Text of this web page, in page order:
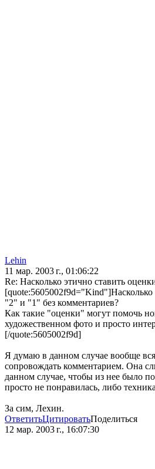
Lehin
11 мар. 2003 г., 01:06:22
Re: Насколько этично ставить
[quote:5605002f9d="Kind"]Насколько
"2" и "1" без комментариев?
Как такие "оценки" могут помочь
художественном фото и просто
[/quote:5605002f9d]
Я думаю в данном случае вообще
сопровождать комментарием. Она
данном случае, чтобы из нее было
просто не понравилась, либо
За сим, Лехин.
ОтветитьЦитироватьПоделиться
12 мар. 2003 г., 16:07:30